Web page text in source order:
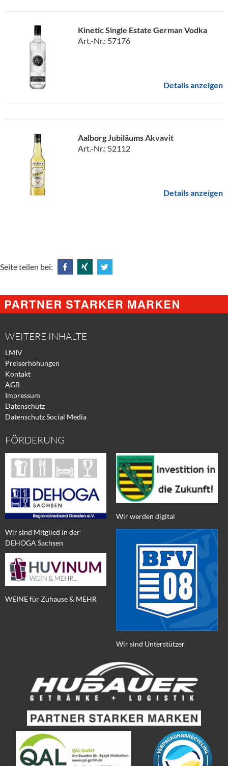
Kinetic Single Estate German Vodka
Art.-Nr.: 57176
Details anzeigen
Aalborg Jubiläums Akvavit
Art.-Nr.: 52112
Details anzeigen
Seite teilen bei:
@
Facebook
@
Xing
@
Twitter
WEITERE INHALTE
LMIV
Preiserhöhungen
Kontakt
AGB
Impressum
Datenschutz
Datenschutz Social Media
FÖRDERUNG
Wir sind Mitglied in der
DEHOGA Sachsen
WEINE für Zuhause & MEHR
Wir werden digital
Wir sind Unterstützer